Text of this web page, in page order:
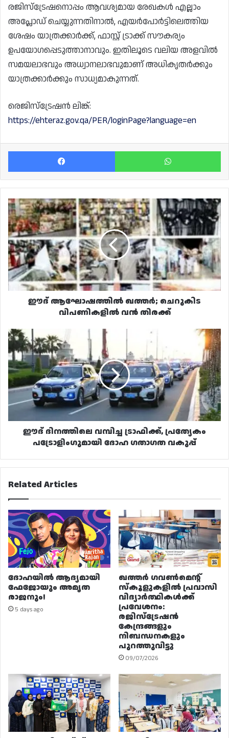
രജിസ്ട്രേഷനൊപ്പം ആവശ്യമായ രേഖകൾ എല്ലാം
അപ്ലോഡ് ചെയ്യുന്നതിനാൽ, എയർപോർട്ടിലെത്തിയ
ശേഷം യാത്രക്കാർക്ക്, ഫാസ്റ്റ് ട്രാക്ക് സൗകര്യം
ഉപയോഗപ്പെടുത്താനാവും. ഇതിലൂടെ വലിയ അളവിൽ
സമയലാഭവും അധ്വാനലാഭവുമാണ് അധികൃതർക്കും
യാത്രക്കാർക്കും സാധ്യമാകുന്നത്.
രെജിസ്ട്രേഷൻ ലിങ്ക്:
https://ehteraz.gov.qa/PER/loginPage?language=en
Facebook
ഈദ്
ആഘോഷത്തിൽ
ഖത്തർ;
ചെറുകിട
വിപണികളിൽ
വൻ
തിരക്ക്
ഈദ് ആഘോഷത്തിൽ ഖത്തർ; ചെറുകിട
വിപണികളിൽ വൻ തിരക്ക്
ഈദ്
ദിനത്തിലെ
വമ്പിച്ച
ട്രാഫിക്ക്,
പ്രത്യേകം
പട്രോളിംഗുമായി
ദോഹ
ഗതാഗത
വകുപ്പ്
ഈദ് ദിനത്തിലെ വമ്പിച്ച ട്രാഫിക്ക്, പ്രത്യേകം
പട്രോളിംഗുമായി ദോഹ ഗതാഗത വകുപ്പ്
Related Articles
ദോഹയിൽ ആദ്യമായി
ഫേജോയും അമൃത
രാജനും!
5 days ago
ഖത്തർ ഗവൺമെന്റ്
സ്കൂളുകളിൽ പ്രവാസി
വിദ്യാർത്ഥികൾക്ക്
പ്രവേശനം:
രജിസ്ട്രേഷൻ
കേന്ദ്രങ്ങളും
നിബന്ധനകളും
പുറത്തുവിട്ടു
09/07/2026